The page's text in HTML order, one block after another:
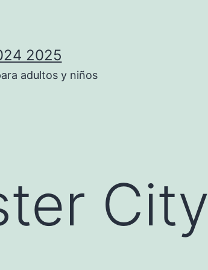
2025
adultos y niños
City